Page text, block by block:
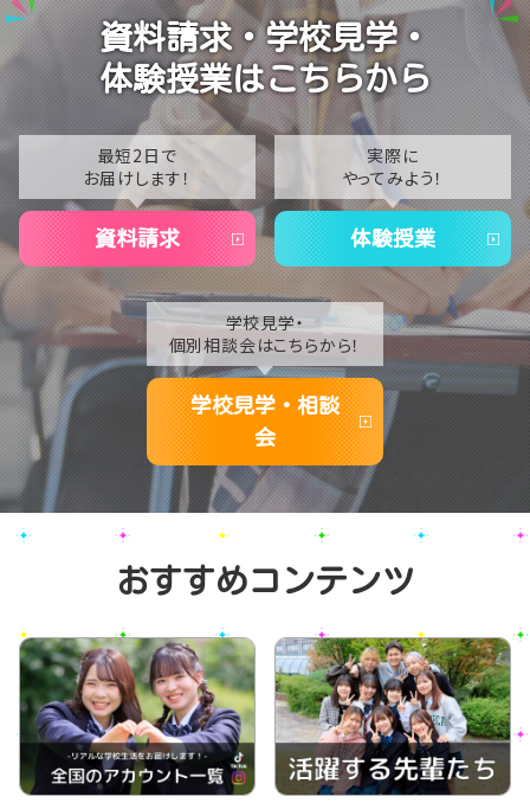
【なんば】笑顔が溢れたオープンスクール😊在校生の
温かいお出迎えで素敵な1日に🌷
【なんば】夏季休校期間のお知らせ🍉
2024
2023
2021
2020
資料請求・学校見学・
体験授業はこちらから
最短2日で
お届けします！
資料請求
実際に
やってみよう！
体験授業
学校見学・
個別相談会はこちらから！
学校見学・相談
会
おすすめコンテンツ